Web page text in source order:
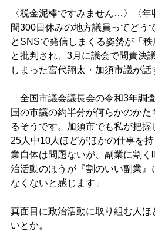
〈税金泥棒ですみません…〉〈年
間300日休みの地方議員ってどう
とSNSで発信しまくる姿勢が「秩
と批判され、3月に議会で問責決
しまった宮代翔太・加須市議が話
「全国市議会議長会の令和3年調
国の市議の約半分が何らかのかた
るそうです。加須市でも私が把握
25人中10人ほどがほかの仕事を
業自体は問題ないが、副業に割く
治活動のほうが『割のいい副業』
なくないと感じます」
真面目に政治活動に取り組む人ほ
いとか。